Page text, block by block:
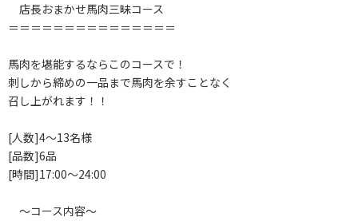
店長おまかせ馬肉三昧コース
＝＝＝＝＝＝＝＝＝＝＝＝＝＝＝
馬肉を堪能するならこのコースで！
刺しから締めの一品まで馬肉を余すことなく
召し上がれます！！
[人数]4～13名様
[品数]6品
[時間]17:00～24:00
～コース内容～